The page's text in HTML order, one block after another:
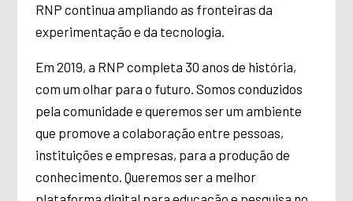
RNP continua ampliando as fronteiras da
experimentação e da tecnologia.
Em 2019, a RNP completa 30 anos de história,
com um olhar para o futuro. Somos conduzidos
pela comunidade e queremos ser um ambiente
que promove a colaboração entre pessoas,
instituições e empresas, para a produção de
conhecimento. Queremos ser a melhor